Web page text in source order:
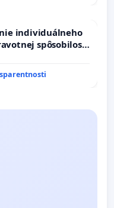
individuálneho
spôsobilosti
a 2. typu pri
zboru SR